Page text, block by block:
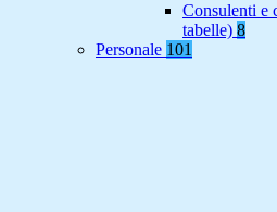
Consulenti e
tabelle) 8
Personale 101